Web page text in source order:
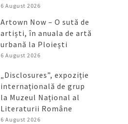
6 August 2026
Artown Now – O sută de
artiști, în anuala de artă
urbană la Ploiești
6 August 2026
„Disclosures”, expoziție
internațională de grup
la Muzeul Național al
Literaturii Române
6 August 2026